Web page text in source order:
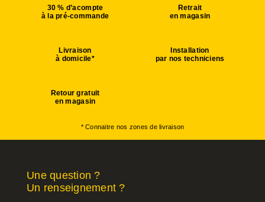
30 % d’acompte
à la pré-commande
Retrait
en magasin
Livraison
à domicile*
Installation
par nos techniciens
Retour gratuit
en magasin
* Connaitre nos zones de livraison
Une question ?
Un renseignement ?